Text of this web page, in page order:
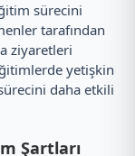
sürecini
tarafından
ziyaretleri
yetişkin
daha etkili
Şartları